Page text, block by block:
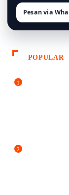
Pesan via
POPULAR
1
2